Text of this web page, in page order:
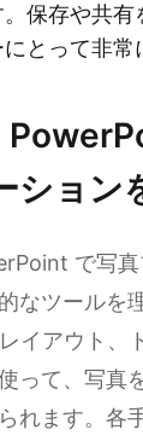
保存や共
とって非常
ション
で写真
なツールを
イアウト、
って、写真
れます。各